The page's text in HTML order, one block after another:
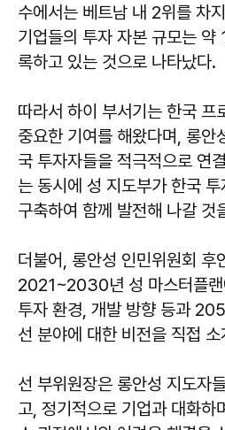
수에서는 베트남 내 2위를 차
기업들의 투자 자본 규모는 약
록하고 있는 것으로 나타났다.
따라서 하이 부서기는 한국 프
중요한 기여를 해왔다며, 롱
국 투자자들을 적극적으로 연
는 동시에 성 지도부가 한국
구축하여 함께 발전해 나갈 것
더불어, 롱안성 인민위원회 후
2021~2030년 성 마스터플랜
투자 환경, 개발 방향 등과
선 분야에 대한 비전을 직접 소
선 부위원장은 롱안성 지도자
고, 정기적으로 기업과 대화하